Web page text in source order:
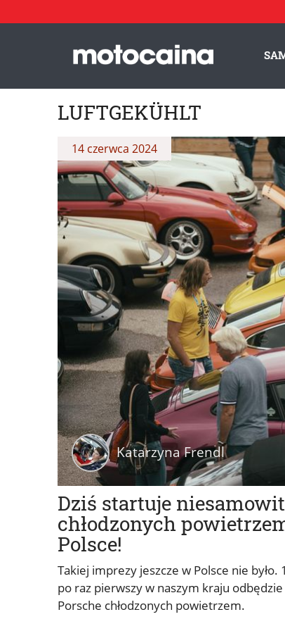
LUFTGEKÜHLT
Dziś startuje
chłodzonych
Polsce!
14 czerwca 2024
Katarzyna Frendl
Takiej imprezy jeszcze w Polsce nie
po raz pierwszy w naszym kraju
Porsche chłodzonych powietrzem.